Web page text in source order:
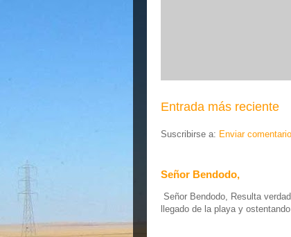
Entrada más reciente
Suscribirse a: Enviar
Señor Bendodo,
Señor Bendodo, Resulta
llegado de la playa y ostentando